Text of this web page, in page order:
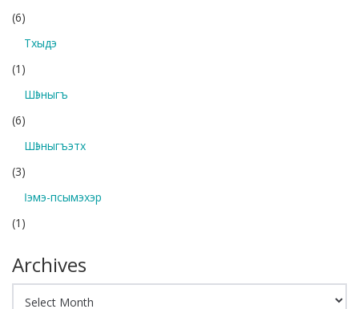
(6)
Тхыдэ
(1)
Шӏэныгъ
(6)
Шӏэныгъэтх
(3)
Ӏэмэ-псымэхэр
(1)
Archives